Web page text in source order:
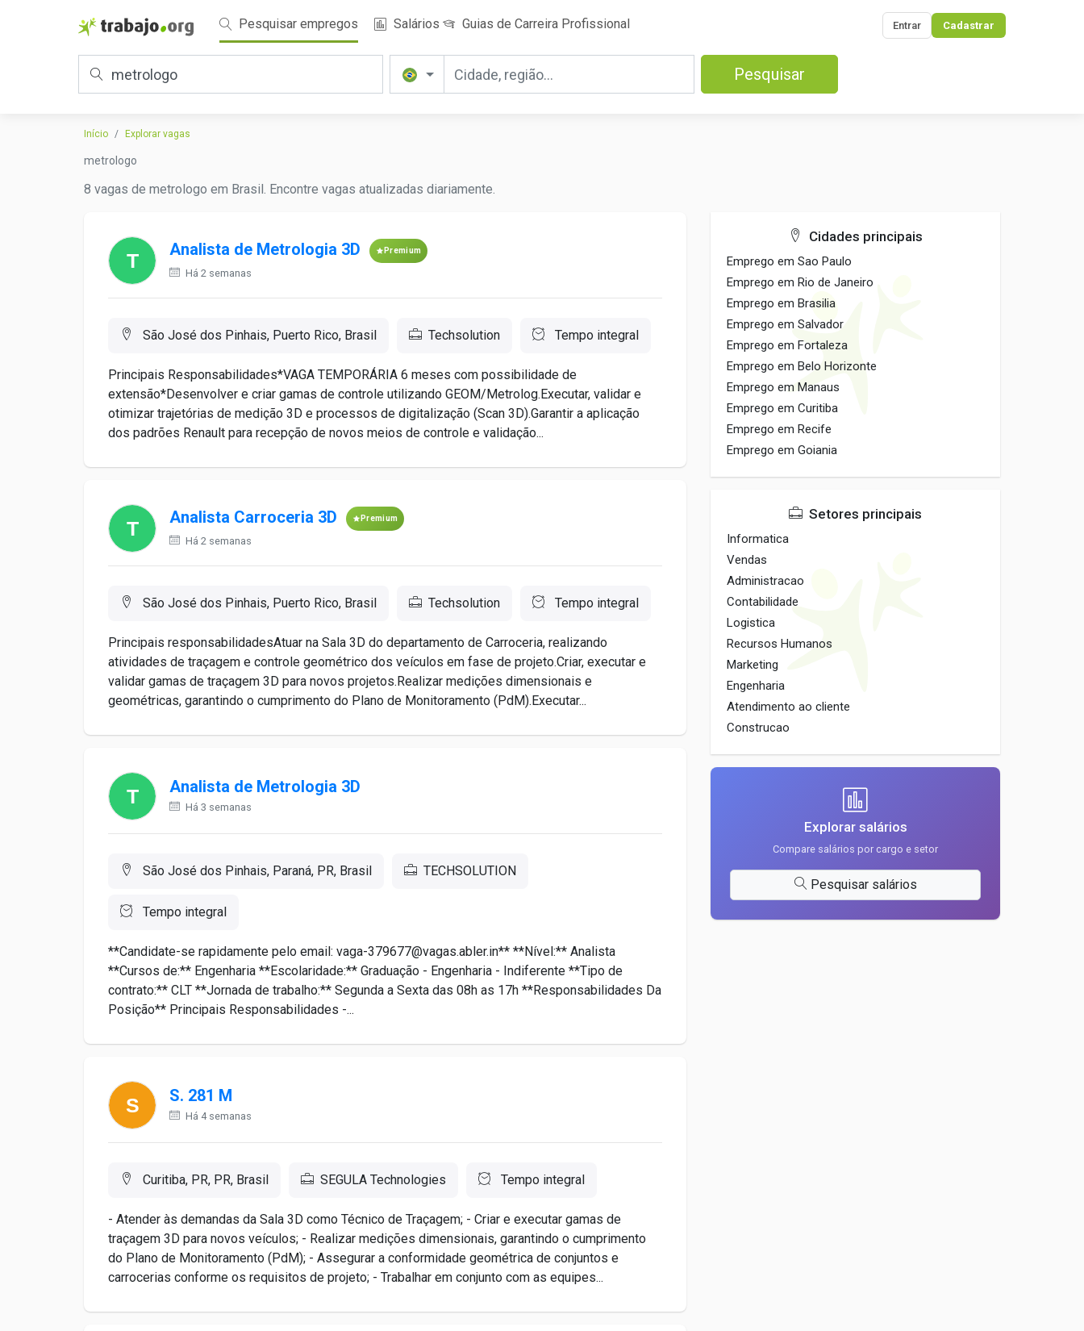
Pesquisar empregos Salários Guias de Carreira Profissional Entrar Cadastrar
Pesquisar
Início Explorar vagas
metrologo
8 vagas de metrologo em Brasil. Encontre vagas atualizadas diariamente.
Analista de Metrologia 3D Premium
Há 2 semanas
São José dos Pinhais, Puerto Rico, Brasil Techsolution Tempo integral
Principais Responsabilidades*VAGA TEMPORÁRIA 6 meses com possibilidade de
extensão*Desenvolver e criar gamas de controle utilizando GEOM/Metrolog.Executar, validar e
otimizar trajetórias de medição 3D e processos de digitalização (Scan 3D).Garantir a aplicação
dos padrões Renault para recepção de novos meios de controle e validação...
Analista Carroceria 3D Premium
Há 2 semanas
São José dos Pinhais, Puerto Rico, Brasil Techsolution Tempo integral
Principais responsabilidadesAtuar na Sala 3D do departamento de Carroceria, realizando
atividades de traçagem e controle geométrico dos veículos em fase de projeto.Criar, executar e
validar gamas de traçagem 3D para novos projetos.Realizar medições dimensionais e
geométricas, garantindo o cumprimento do Plano de Monitoramento (PdM).Executar...
Analista de Metrologia 3D
Há 3 semanas
São José dos Pinhais, Paraná, PR, Brasil TECHSOLUTION
Tempo integral
**Candidate-se rapidamente pelo email: vaga-379677@vagas.abler.in** **Nível:** Analista
**Cursos de:** Engenharia **Escolaridade:** Graduação - Engenharia - Indiferente **Tipo de
contrato:** CLT **Jornada de trabalho:** Segunda a Sexta das 08h as 17h **Responsabilidades Da
Posição** Principais Responsabilidades -...
S. 281 M
Há 4 semanas
Curitiba, PR, PR, Brasil SEGULA Technologies Tempo integral
- Atender às demandas da Sala 3D como Técnico de Traçagem; - Criar e executar gamas de
traçagem 3D para novos veículos; - Realizar medições dimensionais, garantindo o cumprimento
do Plano de Monitoramento (PdM); - Assegurar a conformidade geométrica de conjuntos e
carrocerias conforme os requisitos de projeto; - Trabalhar em conjunto com as equipes...
Cidades principais
Emprego em Sao Paulo
Emprego em Rio de Janeiro
Emprego em Brasilia
Emprego em Salvador
Emprego em Fortaleza
Emprego em Belo Horizonte
Emprego em Manaus
Emprego em Curitiba
Emprego em Recife
Emprego em Goiania
Setores principais
Informatica
Vendas
Administracao
Contabilidade
Logistica
Recursos Humanos
Marketing
Engenharia
Atendimento ao cliente
Construcao
Explorar salários
Compare salários por cargo e setor
Pesquisar salários